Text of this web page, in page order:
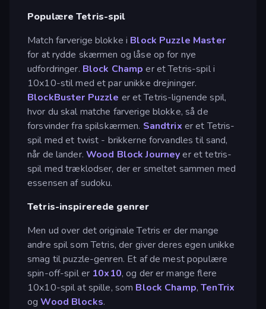
Populære Tetris-spil
Match farverige blokke i Block Puzzle Master
for at rydde skærmen og låse op for nye
udfordringer. Block Champ er et Tetris-spil i
10x10-stil med et par unikke drejninger.
BlockBuster Puzzle er et Tetris-lignende spil,
hvor du skal matche farverige blokke, så de
forsvinder fra spilskærmen. Sandtrix er et Tetris-
spil med et twist - brikkerne forvandles til sand,
når de lander. Wood Block Journeyer et tetris-
spil med træklodser, der er smeltet sammen med
essensen af sudoku.
Tetris-inspirerede genrer
Men ud over det originale Tetris er der mange
andre spil som Tetris, der giver deres egen unikke
smag til puzzle-genren. Et af de mest populære
spin-off-spil er 10x10, og der er mange flere
10x10-spil at spille, som Block Champ,TenTrix
ogWood Blocks.